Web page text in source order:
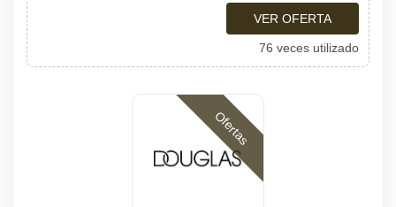
VER OFERTA
76 veces utilizado
Ofertas